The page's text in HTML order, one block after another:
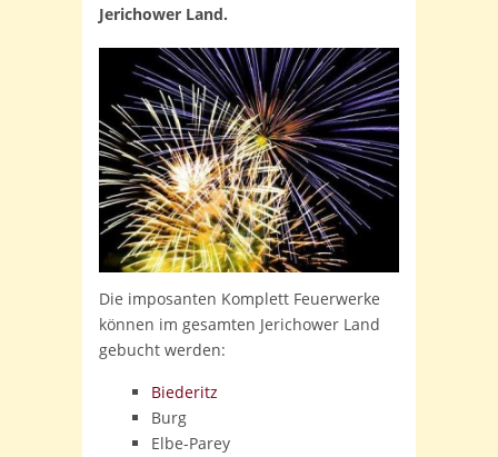
Jerichower Land.
Die imposanten Komplett Feuerwerke
können im gesamten Jerichower Land
gebucht werden:
Biederitz
Burg
Elbe-Parey